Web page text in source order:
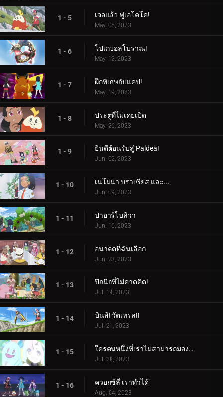
1 - 5 เจอแล้ว ฟูเอโคโค!
May. 05, 2023
1 - 6 โปเกบอลโบราณ!
May. 12, 2023
1 - 7 ฝึกพิเศษกับแคป!
May. 19, 2023
1 - 8 ประตูที่ไม่เคยเปิด
May. 26, 2023
1 - 9 ยินดีต้อนรับสู่ Paldea!
Jun. 02, 2023
1 - 10 เนโมน่า บราเซียส และ...
Jun. 09, 2023
1 - 11 ป่าอาร์โบลิวา
Jun. 16, 2023
1 - 12 อนาคตที่ฉันเลือก
Jun. 23, 2023
1 - 13 ปิกนิกที่ไม่คาดคิด!
Jul. 14, 2023
1 - 14 บินสิ! วัตเทรล!!
Jul. 21, 2023
1 - 15 ใครคนหนึ่งที่เราไม่สามารถมองเห็นได้! ใครเป็นอะไรรึเปล่า!
Jul. 28, 2023
1 - 16 ควอกซ์ลี่ เราทำได้
Aug. 04, 2023